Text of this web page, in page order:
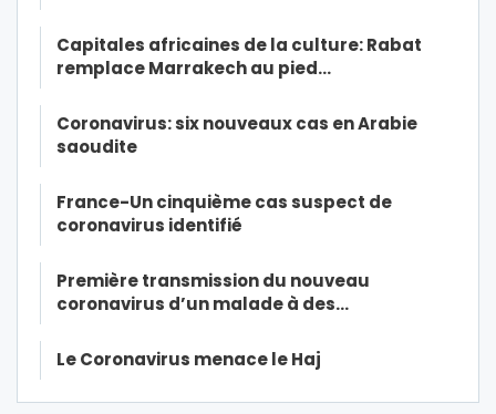
Capitales africaines de la culture: Rabat
remplace Marrakech au pied…
Coronavirus: six nouveaux cas en Arabie
saoudite
France-Un cinquième cas suspect de
coronavirus identifié
Première transmission du nouveau
coronavirus d’un malade à des…
Le Coronavirus menace le Haj